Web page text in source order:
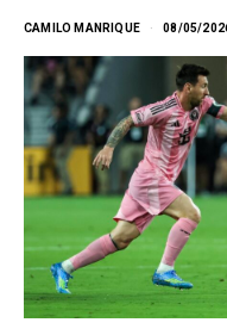
CAMILO MANRIQUE 08/05/